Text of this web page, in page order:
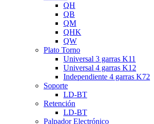
QH
QB
QM
QHK
QW
Plato Torno
Universal 3 garras K11
Universal 4 garras K12
Independiente 4 garras K72
Soporte
LD-BT
Retención
LD-BT
Palpador Electrónico